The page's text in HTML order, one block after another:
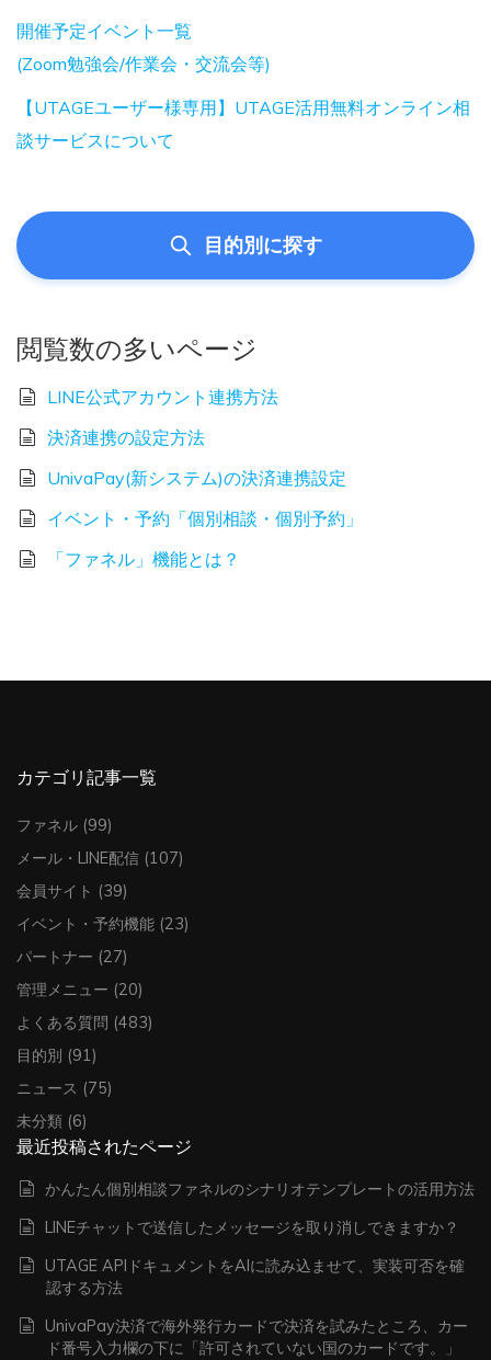
開催予定イベント一覧
(Zoom勉強会/作業会・交流会等)
【UTAGEユーザー様専用】UTAGE活用無料オンライン相
談サービスについて
目的別に探す
閲覧数の多いページ
LINE公式アカウント連携方法
決済連携の設定方法
UnivaPay(新システム)の決済連携設定
イベント・予約「個別相談・個別予約」
「ファネル」機能とは？
カテゴリ記事一覧
ファネル (99)
メール・LINE配信 (107)
会員サイト (39)
イベント・予約機能 (23)
パートナー (27)
管理メニュー (20)
よくある質問 (483)
目的別 (91)
ニュース (75)
未分類 (6)
最近投稿されたページ
かんたん個別相談ファネルのシナリオテンプレートの活用方法
LINEチャットで送信したメッセージを取り消しできますか？
UTAGE APIドキュメントをAIに読み込ませて、実装可否を確
認する方法
UnivaPay決済で海外発行カードで決済を試みたところ、カー
ド番号入力欄の下に「許可されていない国のカードです。」